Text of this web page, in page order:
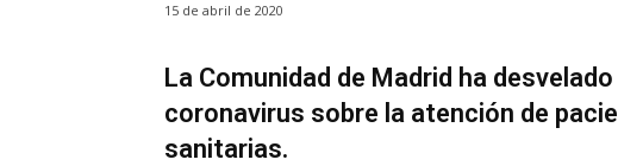
15 de abril de 2020
La Comunidad de Madrid ha
coronavirus sobre la atención de
sanitarias.